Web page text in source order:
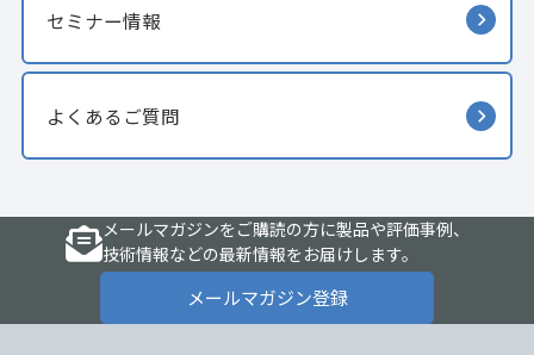
セミナー情報
よくあるご質問
メールマガジンをご購読の方に製品や評価事例、
技術情報などの最新情報をお届けします。
メールマガジン登録